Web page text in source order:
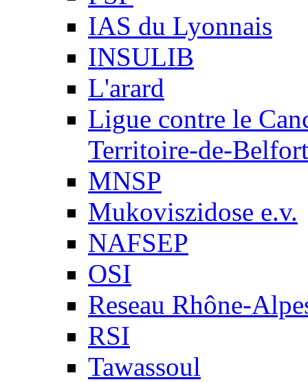
IAS du Lyonnais
INSULIB
L'arard
Ligue contre le
Territoire-de-Belfort
MNSP
Mukoviszidose e.v.
NAFSEP
OSI
Reseau Rhône-
RSI
Tawassoul